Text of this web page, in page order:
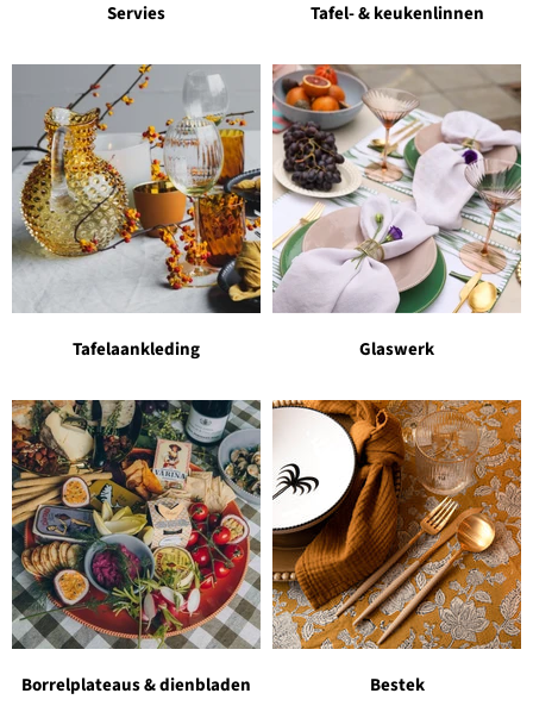
Servies Tafel- & keukenlinnen
Tafelaankleding Glaswerk
Borrelplateaus & dienbladen Bestek